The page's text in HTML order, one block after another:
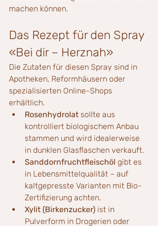
machen können.
Das Rezept für den Spray
«Bei dir – Herznah»
Die Zutaten für diesen Spray sind in
Apotheken, Reformhäusern oder
spezialisierten Online-Shops
erhältlich.
Rosenhydrolat sollte aus
kontrolliert biologischem Anbau
stammen und wird idealerweise
in dunklen Glasflaschen verkauft.
Sanddornfruchtfleischöl gibt es
in Lebensmittelqualität – auf
kaltgepresste Varianten mit Bio-
Zertifizierung achten.
Xylit (Birkenzucker) ist in
Pulverform in Drogerien oder